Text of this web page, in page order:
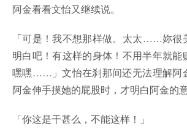
阿金看看文怡又继续说。
「可是！我不想那样做。太太……妳很
明白吧！有这样的身体！不用半年就能
嘿嘿……」文怡在刹那间还无法理解阿
阿金伸手摸她的屁股时，才明白阿金的意
「你这是干甚么，不能这样！」